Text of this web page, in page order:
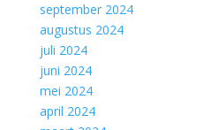
september 2024
augustus 2024
juli 2024
juni 2024
mei 2024
april 2024